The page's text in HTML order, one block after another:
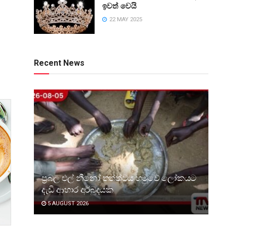
ඉවත් වෙයි
22 MAY 2025
Recent News
ප්‍රබල එල් නීනෝ තත්ත්වය හමුවේ ලෝකයට
දැඩි ආහාර අර්බුදයක
5 AUGUST 2026